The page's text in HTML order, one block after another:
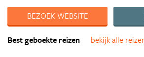
BEZOEK WEBSITE
bekijk alle
Best geboekte reizen